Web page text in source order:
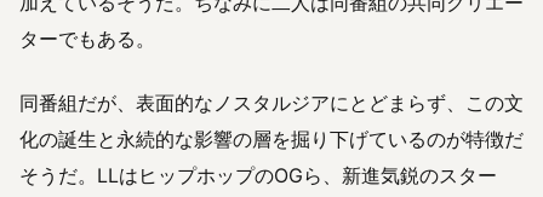
ターでもある。
同番組だが、表面的なノスタルジアにとどまらず、この文
化の誕生と永続的な影響の層を掘り下げているのが特徴だ
そうだ。LLはヒップホップのOGら、新進気鋭のスター